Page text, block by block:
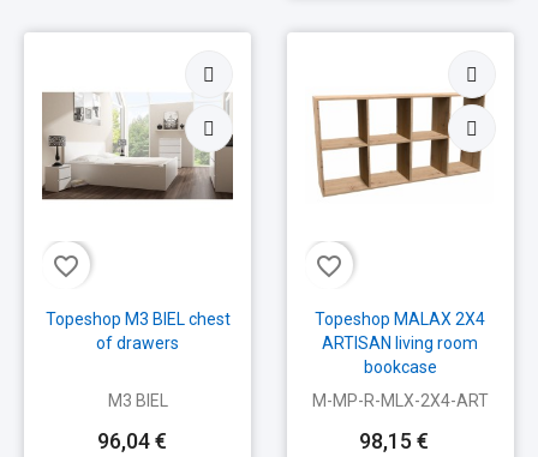
favorite_border
Topeshop M3 BIEL chest
of drawers
M3 BIEL
96,04 €
favorite_border
Topeshop MALAX 2X4
ARTISAN living room
bookcase
M-MP-R-MLX-2X4-ART
98,15 €